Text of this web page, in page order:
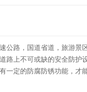
公路，国道省道，旅游景
路上不可或缺的安全防护
一定的防腐防锈功能，才